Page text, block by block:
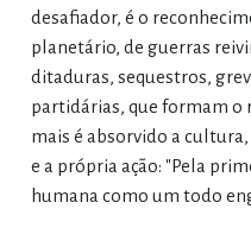
desafiador, é o
planetário, de guerras
ditaduras, sequestros,
partidárias, que formam o
mais é absorvido a
e a própria ação: "Pela
humana como um todo